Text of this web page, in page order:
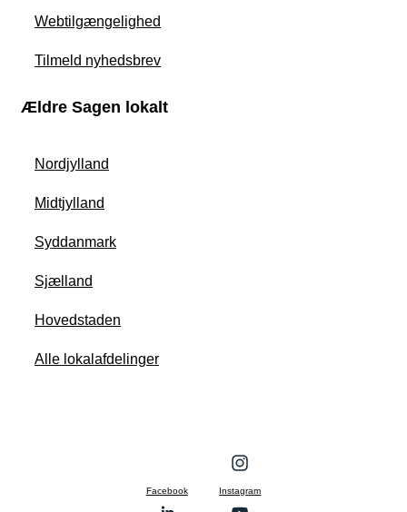
Webtilgængelighed
Tilmeld nyhedsbrev
Ældre Sagen lokalt
Nordjylland
Midtjylland
Syddanmark
Sjælland
Hovedstaden
Alle lokalafdelinger
Facebook Instagram